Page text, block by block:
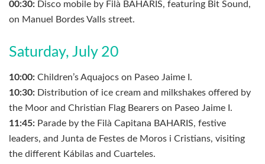
00:30: Disco mobile by Filà BAHARIS, featuring Bit Sound,
on Manuel Bordes Valls street.
Saturday, July 20
10:00: Children’s Aquajocs on Paseo Jaime I.
10:30: Distribution of ice cream and milkshakes offered by
the Moor and Christian Flag Bearers on Paseo Jaime I.
11:45: Parade by the Filà Capitana BAHARIS, festive
leaders, and Junta de Festes de Moros i Cristians, visiting
the different Kábilas and Cuarteles.